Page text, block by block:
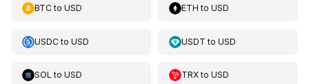
BTCto USD ETH toUSD
USDCto USD USDT toUSD
SOL to USD TRXtoUSD